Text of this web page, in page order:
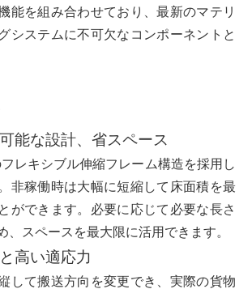
能を組み合わせており、最新のマテリ
システムに不可欠なコンポーネントと
能な設計、省スペース
レキシブル伸縮フレーム構造を採用し
非稼働時は大幅に短縮して床面積を最
ができます。必要に応じて必要な長さ
、スペースを最大限に活用できます。
高い適応力
して搬送方向を変更でき、実際の貨物